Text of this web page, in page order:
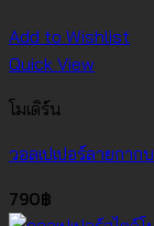
Add to Wishlist
Quick View
โมเดิร์น
วอลเปเปอร์ลายกาก
790฿